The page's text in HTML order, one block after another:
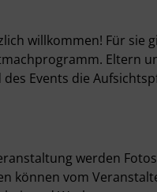
willkommen! Für sie
Eltern
Events die
werden
können vom